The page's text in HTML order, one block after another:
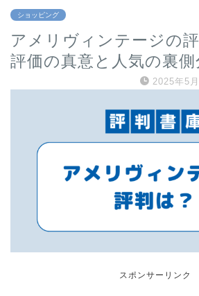
ショッピング
アメリヴィンテージの
評価の真意と人気の裏側
2025年5
スポンサーリンク